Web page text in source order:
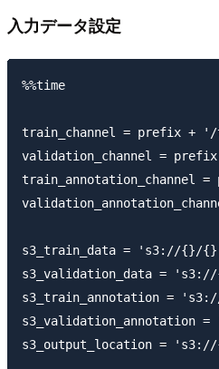
入力データ設定
%%time
train_channel = prefix +
validation_channel =
train_annotation_channel
s3_train_data = 's3://{}/
s3_validation_data =
s3_train_annotation =
s3_validation_annotation